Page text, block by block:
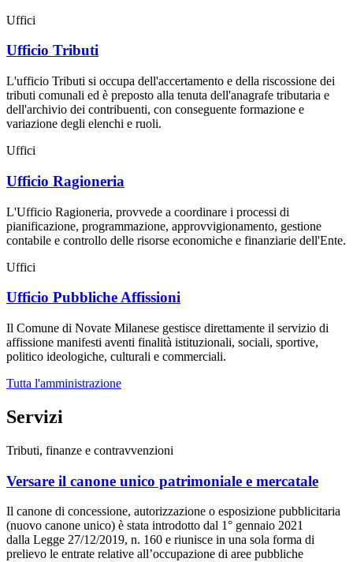
Uffici
Ufficio Tributi
L'ufficio Tributi si occupa dell'accertamento e della riscossione dei
tributi comunali ed è preposto alla tenuta dell'anagrafe tributaria e
dell'archivio dei contribuenti, con conseguente formazione e
variazione degli elenchi e ruoli.
Uffici
Ufficio Ragioneria
L'Ufficio Ragioneria, provvede a coordinare i processi di
pianificazione, programmazione, approvvigionamento, gestione
contabile e controllo delle risorse economiche e finanziarie dell'Ente.
Uffici
Ufficio Pubbliche Affissioni
Il Comune di Novate Milanese gestisce direttamente il servizio di
affissione manifesti aventi finalità istituzionali, sociali, sportive,
politico ideologiche, culturali e commerciali.
Tutta l'amministrazione
Servizi
Tributi, finanze e contravvenzioni
Versare il canone unico patrimoniale e mercatale
Il canone di concessione, autorizzazione o esposizione pubblicitaria
(nuovo canone unico) è stata introdotto dal 1° gennaio 2021
dalla Legge 27/12/2019, n. 160 e riunisce in una sola forma di
prelievo le entrate relative all’occupazione di aree pubbliche